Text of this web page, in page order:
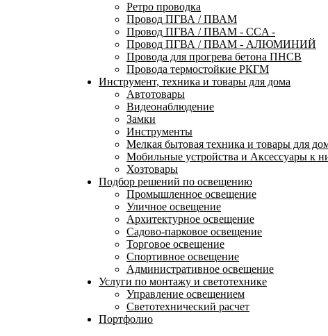
Ретро проводка
Провод ПГВА / ПВАМ
Провод ПГВА / ПВАМ - CCA -
Провод ПГВА / ПВАМ - АЛЮМИНИЙ
Провода для прогрева бетона ПНСВ
Провода термостойкие РКГМ
Инструмент, техника и товары для дома
Автотовары
Видеонаблюдение
Замки
Инструменты
Мелкая бытовая техника и товары для
Мобильные устройства и Аксессуары к
Хозтовары
Подбор решений по освещению
Промышленное освещение
Уличное освещение
Архитектурное освещение
Садово-парковое освещение
Торговое освещение
Спортивное освещение
Административное освещение
Услуги по монтажу и светотехнике
Управление освещением
Светотехнический расчет
Портфолио